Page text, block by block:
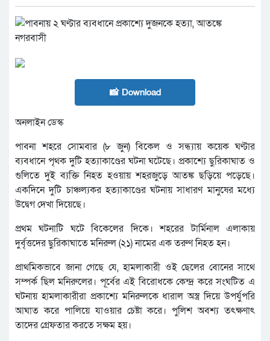
📸 Download
অনলাইন ডেস্ক
পাবনা শহরে সোমবার (৮ জুন) বিকেল ও সন্ধ্যায় কয়েক ঘণ্টার
ব্যবধানে পৃথক দুটি হত্যাকাণ্ডের ঘটনা ঘটেছে। প্রকাশ্যে ছুরিকাঘাত ও
গুলিতে দুই ব্যক্তি নিহত হওয়ায় শহরজুড়ে আতঙ্ক ছড়িয়ে পড়েছে।
একদিনে দুটি চাঞ্চল্যকর হত্যাকাণ্ডের ঘটনায় সাধারণ মানুষের মধ্যে
উদ্বেগ দেখা দিয়েছে।
প্রথম ঘটনাটি ঘটে বিকেলের দিকে। শহরের টার্মিনাল এলাকায়
দুর্বৃত্তদের ছুরিকাঘাতে মনিরুল (২১) নামের এক তরুণ নিহত হন।
প্রাথমিকভাবে জানা গেছে যে, হামলাকারী ওই ছেলের বোনের সাথে
সম্পর্ক ছিল মনিরুলের। পূর্বের এই বিরোধকে কেন্দ্র করে সংঘটিত এ
ঘটনায় হামলাকারীরা প্রকাশ্যে মনিরুলকে ধারাল অস্ত্র দিয়ে উপর্যুপরি
আঘাত করে পালিয়ে যাওয়ার চেষ্টা করে। পুলিশ অবশ্য তৎক্ষণাৎ
তাদের গ্রেফতার করতে সক্ষম হয়।